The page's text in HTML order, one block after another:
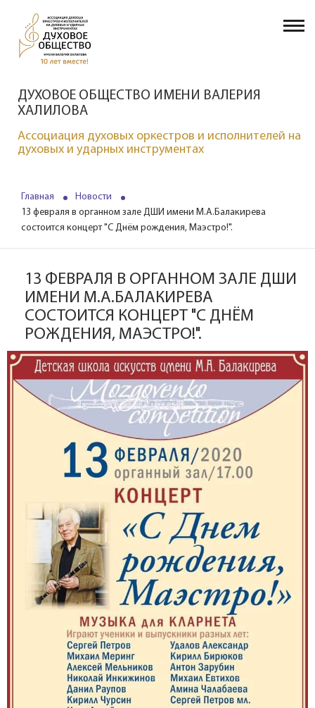
ДУХОВОЕ ОБЩЕСТВО ИМЕНИ ВАЛЕРИЯ
ХАЛИЛОВА
Ассоциация духовых оркестров и исполнителей на
духовых и ударных инструментах
Главная
Новости
13 февраля в органном зале ДШИ имени М.А.Балакирева
состоится концерт "С Днём рождения, Маэстро!".
13 ФЕВРАЛЯ В ОРГАННОМ ЗАЛЕ ДШИ
ИМЕНИ М.А.БАЛАКИРЕВА
СОСТОИТСЯ КОНЦЕРТ "С ДНЁМ
РОЖДЕНИЯ, МАЭСТРО!".